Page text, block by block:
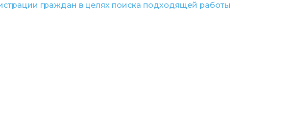
граждан в целях поиска подходящей работы